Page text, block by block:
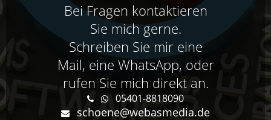
Bei Fragen kontaktieren
Sie mich gerne.
Schreiben Sie mir eine
Mail, eine WhatsApp, oder
rufen Sie mich direkt an.
05401-8818090
schoene@webasmedia.de